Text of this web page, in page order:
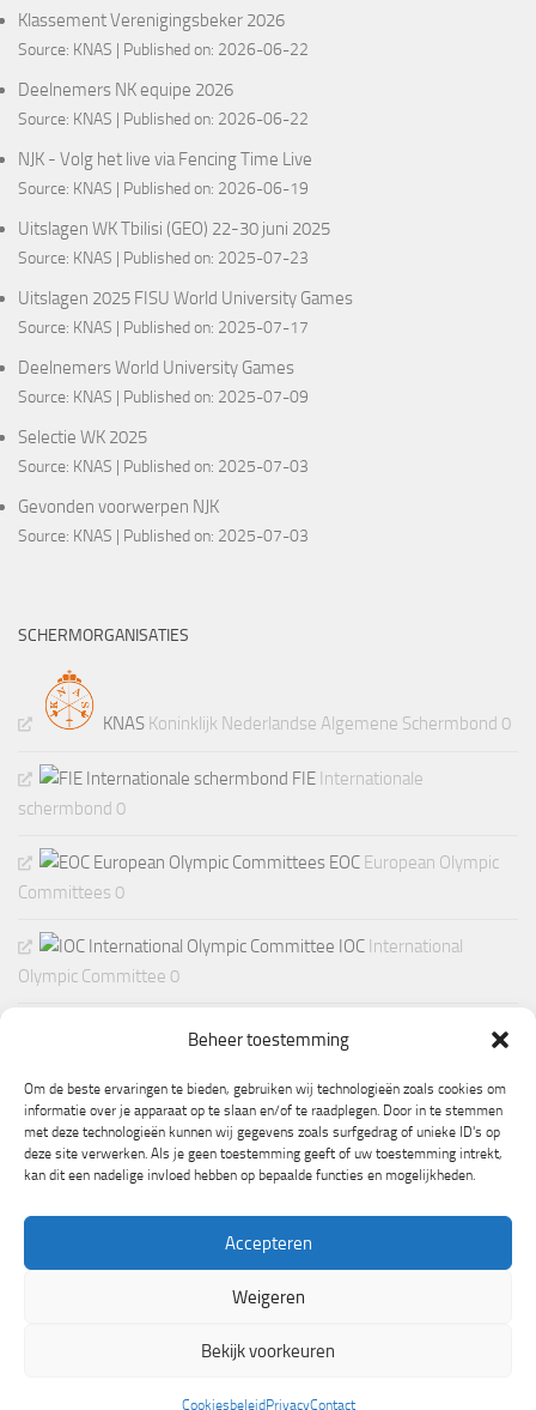
Beheer toestemming
Om de beste ervaringen te bieden, gebruiken wij technologieën zoals cookies om
informatie over je apparaat op te slaan en/of te raadplegen. Door in te stemmen
met deze technologieën kunnen wij gegevens zoals surfgedrag of unieke ID's op
deze site verwerken. Als je geen toestemming geeft of uw toestemming intrekt,
kan dit een nadelige invloed hebben op bepaalde functies en mogelijkheden.
Accepteren
Weigeren
Bekijk voorkeuren
CookiesbeleidPrivacyContact
Klassement Verenigingsbeker 2026
Source: KNAS Published on: 2026-06-22
Deelnemers NK equipe 2026
Source: KNAS Published on: 2026-06-22
NJK - Volg het live via Fencing Time Live
Source: KNAS Published on: 2026-06-19
Uitslagen WK Tbilisi (GEO) 22-30 juni 2025
Source: KNAS Published on: 2025-07-23
Uitslagen 2025 FISU World University Games
Source: KNAS Published on: 2025-07-17
Deelnemers World University Games
Source: KNAS Published on: 2025-07-09
Selectie WK 2025
Source: KNAS Published on: 2025-07-03
Gevonden voorwerpen NJK
Source: KNAS Published on: 2025-07-03
SCHERMORGANISATIES
KNAS Koninklijk Nederlandse Algemene Schermbond 0
FIE Internationale
schermbond 0
EOC European Olympic
Committees 0
IOC International
Olympic Committee 0
- Ontworpen met de